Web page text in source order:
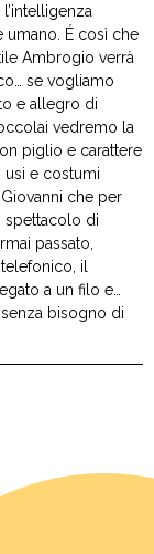
umano. É così che
Ambrogio verrà
se vogliamo
e allegro di
vedremo la
piglio e carattere
usi e costumi
che per
spettacolo di
passato,
il
a un filo e…
bisogno di